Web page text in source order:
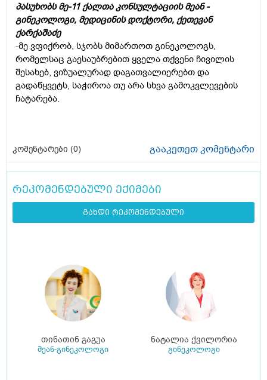
პასუხობს მე-11 ქალთა კონსულტაციის მეან -
გინეკოლოგი, მედიცინის დოქტორი, ქეთევან
ქარქაშაძე
-მე ვფიქრობ, სჯობს მიმართოთ გინეკოლოგს,
რომელსაც გაესაუბრებით ყველა თქვენი ჩივილის
შესახებ, ვიზუალურად დაგათვალიერებთ და
გადაწყვეტს, საჭიროა თუ არა სხვა გამოკვლევების
ჩატარება.
კომენტარები (0) გააკეთეთ კომენტარი
რეკომენდებული ექიმები
გახდი რეკომენდებული
თინათინ გაგუა
მეან-გინეკოლოგი
ნატალია ქვილორია
გინეკოლოგი